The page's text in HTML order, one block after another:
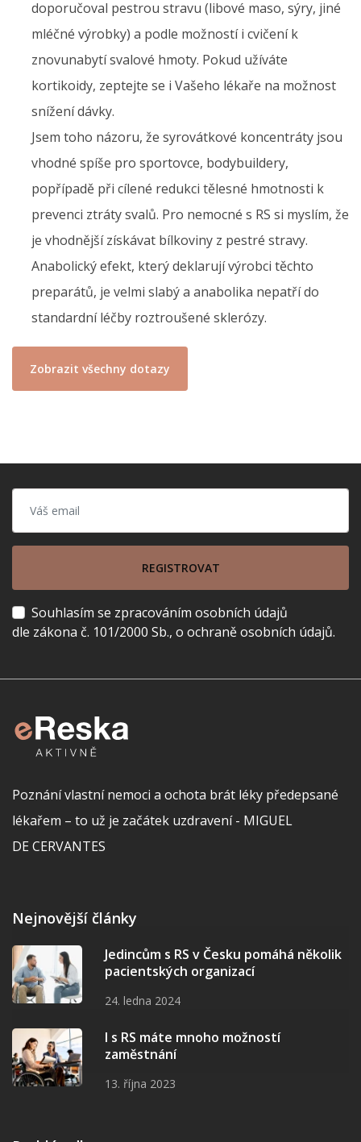
doporučoval pestrou stravu (libové maso, sýry, jiné
mléčné výrobky) a podle možností i cvičení k
znovunabytí svalové hmoty. Pokud užíváte
kortikoidy, zeptejte se i Vašeho lékaře na možnost
snížení dávky.
Jsem toho názoru, že syrovátkové koncentráty jsou
vhodné spíše pro sportovce, bodybuildery,
popřípadě při cílené redukci tělesné hmotnosti k
prevenci ztráty svalů. Pro nemocné s RS si myslím, že
je vhodnější získávat bílkoviny z pestré stravy.
Anabolický efekt, který deklarují výrobci těchto
preparátů, je velmi slabý a anabolika nepatří do
standardní léčby roztroušené sklerózy.
Zobrazit všechny dotazy
REGISTROVAT
Souhlasím se zpracováním osobních údajů
dle zákona č. 101/2000 Sb., o ochraně osobních údajů.
Poznání vlastní nemoci a ochota brát léky předepsané
lékařem – to už je začátek uzdravení - MIGUEL
DE CERVANTES
Nejnovější články
Jedincům s RS v Česku pomáhá několik
pacientských organizací
24. ledna 2024
I s RS máte mnoho možností
zaměstnání
13. října 2023